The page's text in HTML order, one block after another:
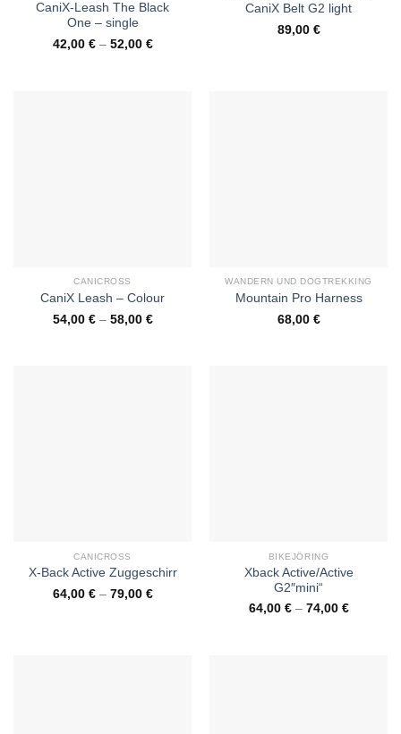
CaniX-Leash The Black
One – single
42,00 €– 52,00 €
CaniX Belt G2 light
89,00 €
CANICROSS
CaniX Leash – Colour
54,00 €– 58,00 €
WANDERN UND DOGTREKKING
Mountain Pro Harness
68,00 €
CANICROSS
X-Back Active Zuggeschirr
64,00 €– 79,00 €
BIKEJÖRING
Xback Active/Active
G2″mini“
64,00 €– 74,00 €